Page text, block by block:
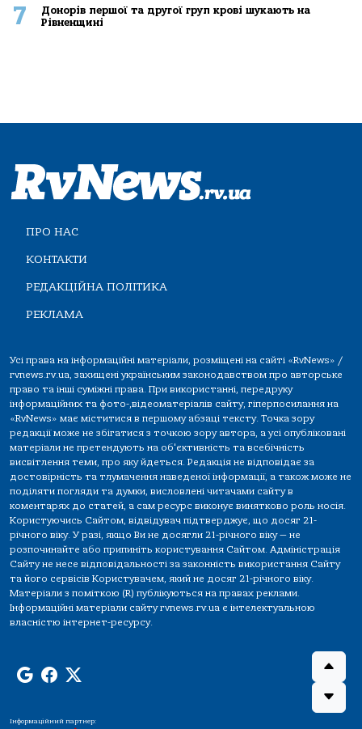
7
Донорів першої та другої груп крові шукають на
Рівненщині
ПРО НАС
КОНТАКТИ
РЕДАКЦІЙНА ПОЛІТИКА
РЕКЛАМА
Усі права на інформаційні матеріали, розміщені на сайті «RvNews» /
rvnews.rv.ua, захищені українським законодавством про авторське
право та інші суміжні права. При використанні, передруку
інформаційних та фото-,відеоматеріалів сайту, гіперпосилання на
«RvNews» має міститися в першому абзаці тексту. Точка зору
редакції може не збігатися з точкою зору автора, а усі опубліковані
матеріали не претендують на об'єктивність та всебічність
висвітлення теми, про яку йдеться. Редакція не відповідає за
достовірність та тлумачення наведеної інформації, а також може не
поділяти погляди та думки, висловлені читачами сайту в
коментарях до статей, а сам ресурс виконує винятково роль носія.
Користуючись Сайтом, відвідувач підтверджує, що досяг 21-
річного віку. У разі, якщо Ви не досягли 21-річного віку — не
розпочинайте або припиніть користування Сайтом. Адміністрація
Сайту не несе відповідальності за законність використання Сайту
та його сервісів Користувачем, який не досяг 21-річного віку.
Матеріали з поміткою (R) публікуються на правах реклами.
Інформаційні матеріали сайту rvnews.rv.ua є інтелектуальною
власністю інтернет-ресурсу.
Інформаційний партнер: